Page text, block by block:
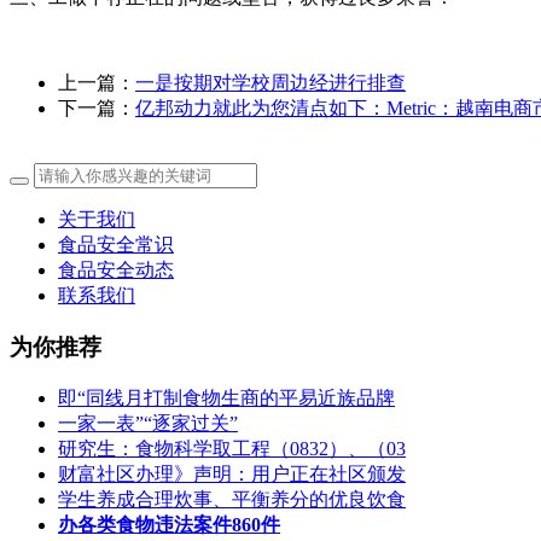
上一篇： 一是按期对学校周边经进行排查
下一篇： 亿邦动力就此为您清点如下：Metric：越南电商
关于我们
食品安全常识
食品安全动态
联系我们
为你推荐
即“同线月打制食物生商的平易近族品牌
一家一表”“逐家过关”
研究生：食物科学取工程（0832）、（03
财富社区办理》声明：用户正在社区颁发
学生养成合理炊事、平衡养分的优良饮食
办各类食物违法案件860件